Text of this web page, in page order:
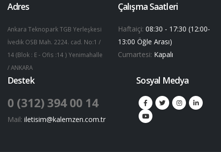
Adres
Ankara Teknopark TGB Yerleşkesi
İvedik OSB Mah. 2224. cad. No:1 /
14 (Blok : E - Ofis :14 ) Yenimahalle
/ ANKARA
Çalışma Saatleri
Haftaiçi: 08:30 - 17:30 (12:00-
13:00 Öğle Arası)
Cumartesi: Kapalı
Destek
0 (312) 394 00 14
Mail: iletisim@kalemzen.com.tr
Sosyal Medya